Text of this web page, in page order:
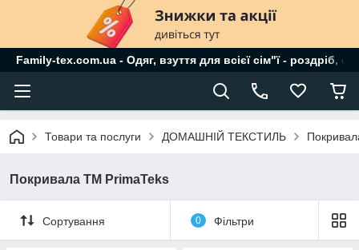
Family-tex.com.ua - Одяг, взуття для всієї сім"ї - роздріб,
Товари та послуги ДОМАШНІЙ ТЕКСТИЛЬ
Покривала ТМ PrimaTeks
Сортування 0 Фільтри